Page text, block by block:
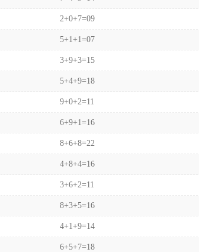
2+0+7=09
5+1+1=07
3+9+3=15
5+4+9=18
9+0+2=11
6+9+1=16
8+6+8=22
4+8+4=16
3+6+2=11
8+3+5=16
4+1+9=14
6+5+7=18